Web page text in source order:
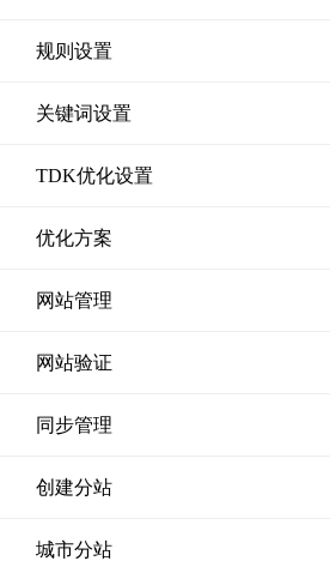
规则设置
关键词设置
TDK优化设置
优化方案
网站管理
网站验证
同步管理
创建分站
城市分站